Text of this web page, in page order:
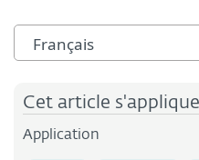
Français
Cet article
Application